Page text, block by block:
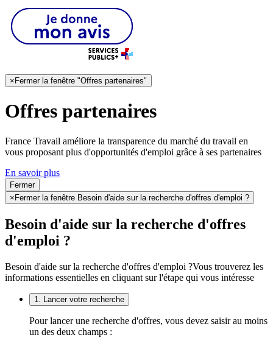
× Fermer la fenêtre "Offres partenaires"
Offres partenaires
France Travail améliore la transparence du marché du travail en
vous proposant plus d'opportunités d'emploi grâce à ses partenaires
En savoir plus
Fermer
×Fermer la fenêtre Besoin d'aide sur la recherche d'offres d'emploi ?
Besoin d'aide sur la recherche d'offres
d'emploi ?
Besoin d'aide sur la recherche d'offres d'emploi ?Vous trouverez les
informations essentielles en cliquant sur l'étape qui vous intéresse
1. Lancer votre recherche
Pour lancer une recherche d'offres, vous devez saisir au moins
un des deux champs :